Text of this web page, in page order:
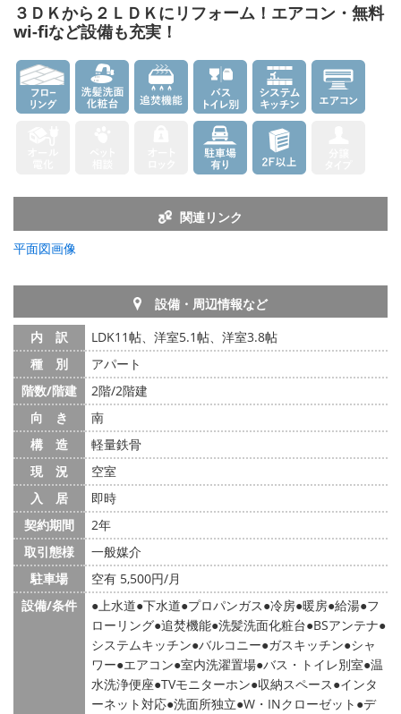
３ＤＫから２ＬＤＫにリフォーム！エアコン・無料
wi-fiなど設備も充実！
関連リンク
平面図画像
設備・周辺情報など
内 訳
LDK11帖、洋室5.1帖、洋室3.8帖
種 別
アパート
階数/階建
2階/2階建
向 き
南
構 造
軽量鉄骨
現 況
空室
入 居
即時
契約期間
2年
取引態様
一般媒介
駐車場
空有 5,500円/月
設備/条件
上水道 下水道 プロパンガス 冷房 暖房 給湯 フ
ローリング 追焚機能 洗髪洗面化粧台 BSアンテナ
システムキッチン バルコニー ガスキッチン シャ
ワー エアコン 室内洗濯置場 バス・トイレ別室 温
水洗浄便座 TVモニターホン 収納スペース インタ
ーネット対応 洗面所独立 W・INクローゼット デ